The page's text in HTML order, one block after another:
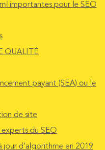
importantes pour le SEO
QUALITÉ
payant (SEA) ou le
de site
du SEO
jour d’algorithme en 2019